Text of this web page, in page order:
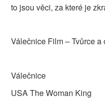
to jsou věci, za které je
Válečnice Film – Tvůrce a
Válečnice
USA The Woman King